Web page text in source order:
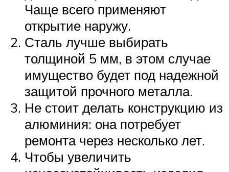
Чаще всего применяют
открытие наружу.
Сталь лучше выбирать
толщиной 5 мм, в этом случае
имущество будет под надежной
защитой прочного металла.
Не стоит делать конструкцию из
алюминия: она потребует
ремонта через несколько лет.
Чтобы увеличить